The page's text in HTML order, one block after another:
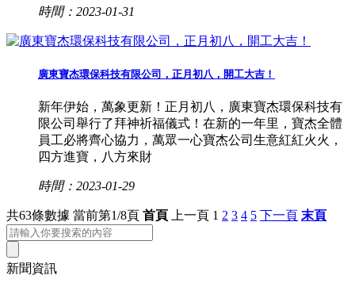
時間：2023-01-31
廣東寶杰環保科技有限公司，正月初八，開工大吉！
新年伊始，萬象更新！正月初八，廣東寶杰環保科技有
限公司舉行了拜神祈福儀式！在新的一年里，寶杰全體
員工必將齊心協力，萬眾一心寶杰公司生意紅紅火火，
四方進寶，八方來財
時間：2023-01-29
共63條數據 當前第1/8頁 首頁 上一頁 1 2 3 4 5 下一頁 末頁
新聞資訊